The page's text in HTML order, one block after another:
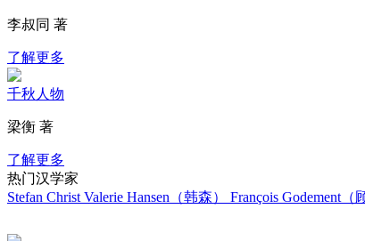
李叔同 著
了解更多
千秋人物
梁衡 著
了解更多
热门汉学家
Stefan Christ Valerie Hansen（韩森） François Godement（